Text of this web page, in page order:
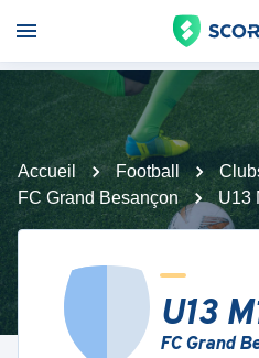
Accueil Football
FC Grand Besançon
U13
U13
FC Grand